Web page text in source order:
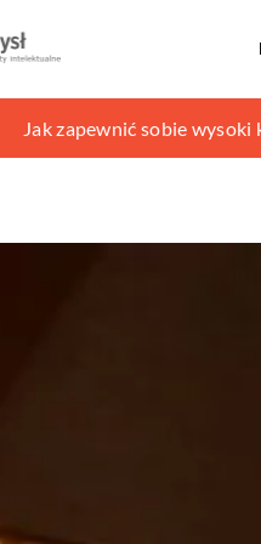
Jakie są najlepsze
Jak zapewnić sobie
W co warto zainwestować